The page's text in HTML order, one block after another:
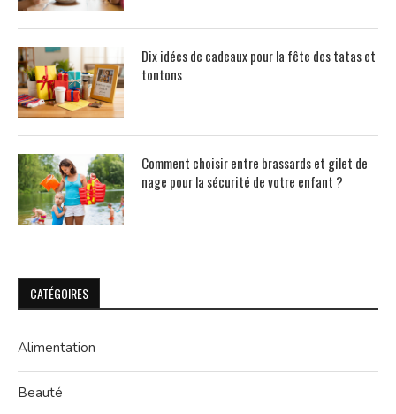
Dix idées de cadeaux pour la fête des tatas et
tontons
Comment choisir entre brassards et gilet de
nage pour la sécurité de votre enfant ?
CATÉGOIRES
Alimentation
Beauté